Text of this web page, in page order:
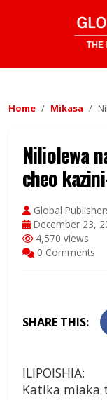
Home Mikasa
Niliolewa
cheo
Global
December 23,
4,570 views
0 Comments
SHARE THIS:
ILIPOISHIA:
Katika miaka